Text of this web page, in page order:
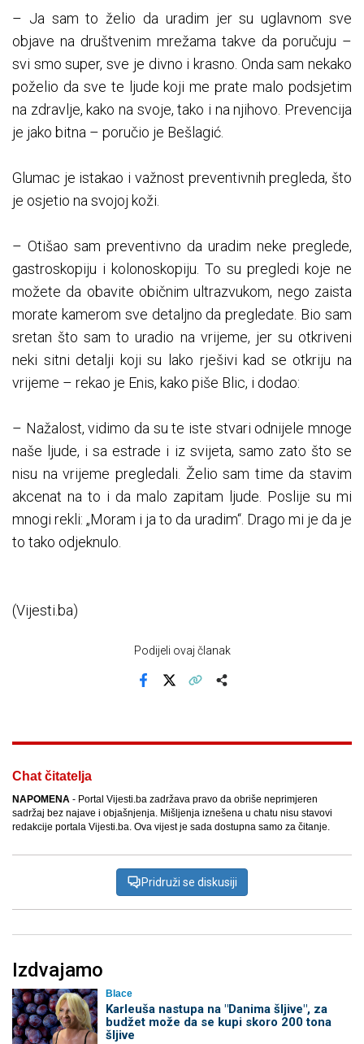
– Ja sam to želio da uradim jer su uglavnom sve
objave na društvenim mrežama takve da poručuju –
svi smo super, sve je divno i krasno. Onda sam nekako
poželio da sve te ljude koji me prate malo podsjetim
na zdravlje, kako na svoje, tako i na njihovo. Prevencija
je jako bitna – poručio je Bešlagić.
Glumac je istakao i važnost preventivnih pregleda, što
je osjetio na svojoj koži.
– Otišao sam preventivno da uradim neke preglede,
gastroskopiju i kolonoskopiju. To su pregledi koje ne
možete da obavite običnim ultrazvukom, nego zaista
morate kamerom sve detaljno da pregledate. Bio sam
sretan što sam to uradio na vrijeme, jer su otkriveni
neki sitni detalji koji su lako rješivi kad se otkriju na
vrijeme – rekao je Enis, kako piše Blic, i dodao:
– Nažalost, vidimo da su te iste stvari odnijele mnoge
naše ljude, i sa estrade i iz svijeta, samo zato što se
nisu na vrijeme pregledali. Želio sam time da stavim
akcenat na to i da malo zapitam ljude. Poslije su mi
mnogi rekli: „Moram i ja to da uradim“. Drago mi je da je
to tako odjeknulo.
(Vijesti.ba)
Podijeli ovaj članak
Chat čitatelja
NAPOMENA - Portal Vijesti.ba zadržava pravo da obriše neprimjeren
sadržaj bez najave i objašnjenja. Mišljenja iznešena u chatu nisu stavovi
redakcije portala Vijesti.ba. Ova vijest je sada dostupna samo za čitanje.
Pridruži se diskusiji
Izdvajamo
Blace
Karleuša nastupa na "Danima šljive", za
budžet može da se kupi skoro 200 tona
šljive